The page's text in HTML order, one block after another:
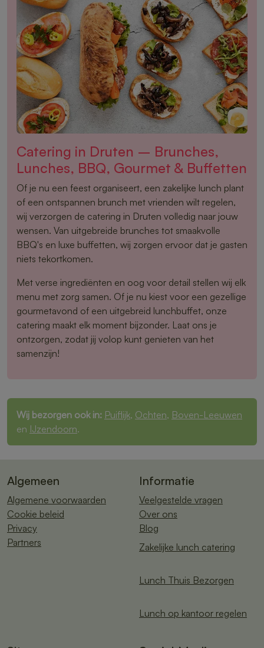
Catering in Druten – Brunches,
Lunches, BBQ, Gourmet & Buffetten
Of je nu een feest organiseert, een zakelijke lunch plant
of een ontspannen brunch met vrienden wilt regelen,
wij verzorgen de catering in Druten volledig naar jouw
wensen. Van uitgebreide brunches tot smaakvolle
BBQ's en luxe buffetten, wij zorgen ervoor dat je gasten
niets tekortkomen.
Met verse ingrediënten en oog voor detail stellen wij elk
menu met zorg samen. Of je nu kiest voor een gezellige
gourmetavond of een uitgebreid lunchbuffet, onze
catering maakt elk moment bijzonder. Laat ons je
ontzorgen, zodat jij volop kunt genieten van het
samenzijn!
Wij bezorgen ook in: Puiflijk, Ochten, Boven-Leeuwen
en IJzendoorn.
Algemeen
Algemene voorwaarden
Cookie beleid
Privacy
Partners
Informatie
Veelgestelde vragen
Over ons
Blog
Zakelijke lunch catering
Lunch Thuis Bezorgen
Lunch op kantoor regelen